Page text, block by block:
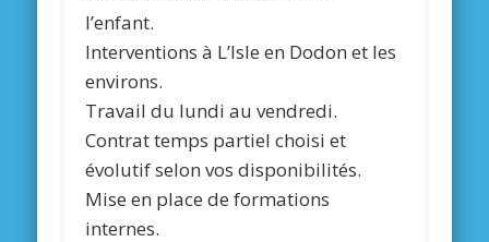
l’enfant.
Interventions à L’Isle en Dodon et les
environs.
Travail du lundi au vendredi.
Contrat temps partiel choisi et
évolutif selon vos disponibilités.
Mise en place de formations
internes.